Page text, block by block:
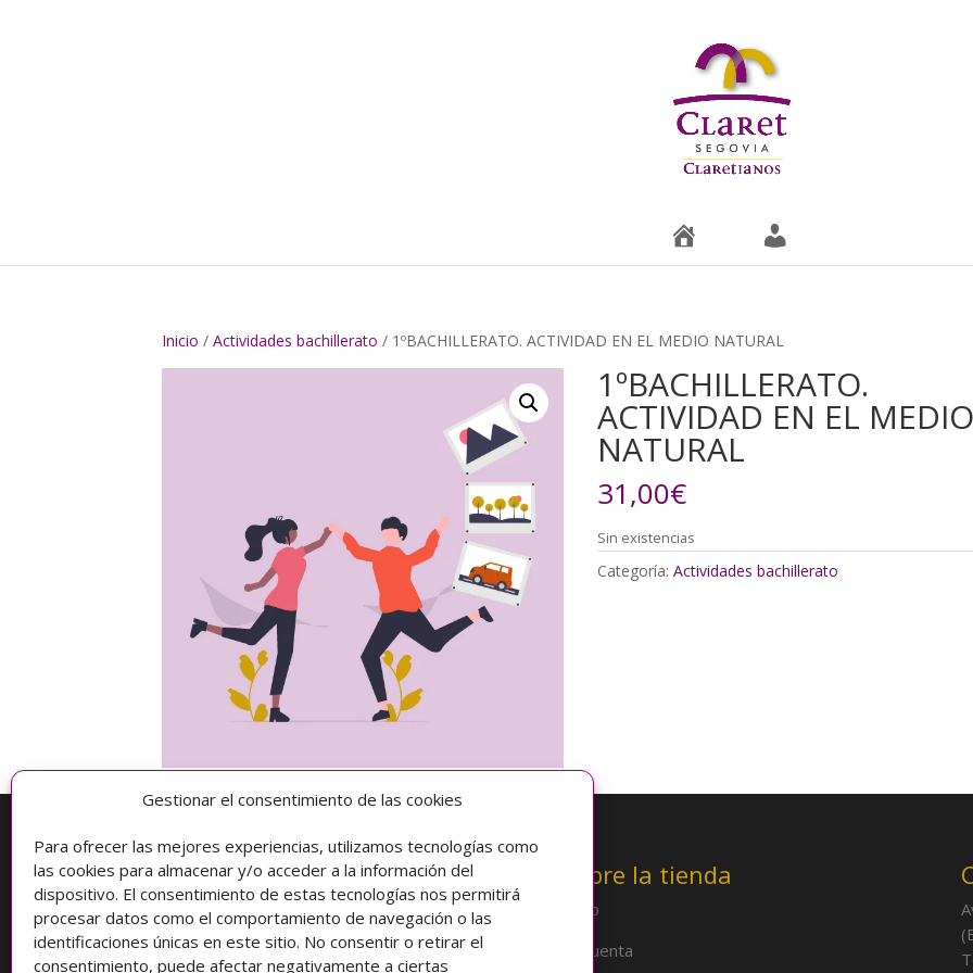
Gestionar el consentimiento de las cookies
Para ofrecer las mejores experiencias, utilizamos tecnologías como
las cookies para almacenar y/o acceder a la información del
dispositivo. El consentimiento de estas tecnologías nos permitirá
procesar datos como el comportamiento de navegación o las
identificaciones únicas en este sitio. No consentir o retirar el
consentimiento, puede afectar negativamente a ciertas
e c
Inicio /Actividades bachillerato / 1ºBACHILLERATO. ACTIVIDAD EN EL MEDIO NATURAL
1ºBACHILLERATO.
ACTIVIDAD EN EL MEDIO
NATURAL
31,00€
Sin existencias
Categoría: Actividades bachillerato
Información
Condiciones de compra
Protección de datos
Sobre la tienda
Inicio
Mi cuenta